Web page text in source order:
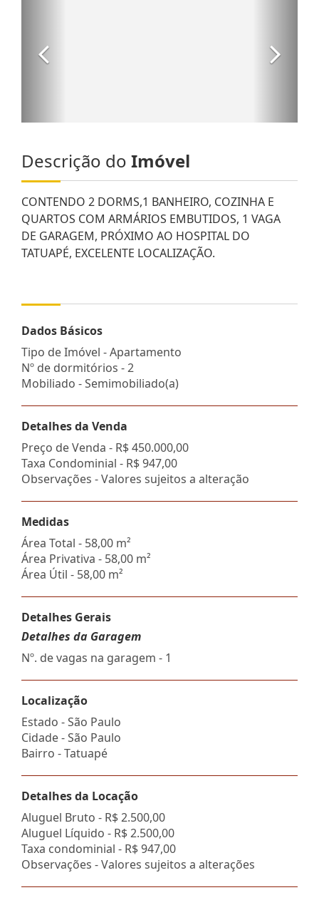
Descrição do Imóvel
CONTENDO 2 DORMS,1 BANHEIRO, COZINHA E
QUARTOS COM ARMÁRIOS EMBUTIDOS, 1 VAGA
DE GARAGEM, PRÓXIMO AO HOSPITAL DO
TATUAPÉ, EXCELENTE LOCALIZAÇÃO.
Dados Básicos
Tipo de Imóvel - Apartamento
Nº de dormitórios - 2
Mobiliado - Semimobiliado(a)
Detalhes da Venda
Preço de Venda - R$ 450.000,00
Taxa Condominial - R$ 947,00
Observações - Valores sujeitos a alteração
Medidas
Área Total - 58,00 m²
Área Privativa - 58,00 m²
Área Útil - 58,00 m²
Detalhes Gerais
Detalhes da Garagem
Nº. de vagas na garagem - 1
Localização
Estado -São Paulo
Cidade -São Paulo
Bairro -Tatuapé
Detalhes da Locação
Aluguel Bruto - R$ 2.500,00
Aluguel Líquido - R$ 2.500,00
Taxa condominial - R$ 947,00
Observações - Valores sujeitos a alterações